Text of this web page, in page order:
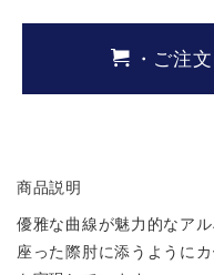
・ご注
商品説明
優雅な曲線が魅力的なア
座った際肘に添うように